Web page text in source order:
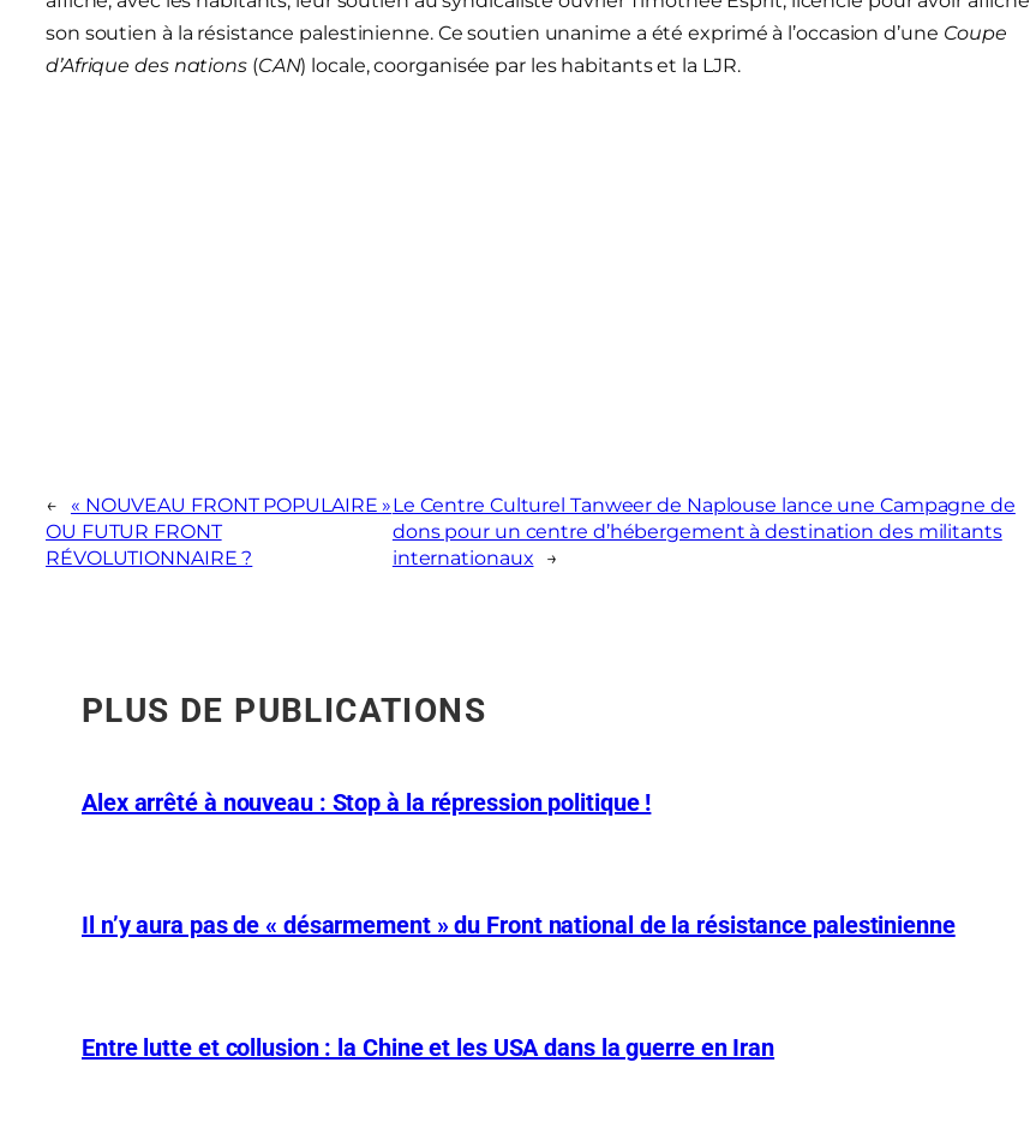
son soutien à la résistance palestinienne. Ce soutien unanime a été exprimé à l’occasion d’une Coupe
d’Afrique des nations(CAN) locale, coorganisée par les habitants et la LJR.
←
« NOUVEAU FRONT POPULAIRE »
OU FUTUR FRONT
RÉVOLUTIONNAIRE ?
Le Centre Culturel Tanweer de Naplouse lance une Campagne de
dons pour un centre d’hébergement à destination des militants
internationaux
→
PLUS DE PUBLICATIONS
Alex arrêté à nouveau : Stop à la répression politique !
Il n’y aura pas de « désarmement » du Front national de la résistance palestinienne
Entre lutte et collusion : la Chine et les USA dans la guerre en Iran